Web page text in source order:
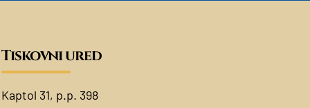
Tiskovni ured
Kaptol 31, p.p. 398